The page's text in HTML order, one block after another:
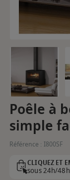
Poêle à
simple
Référence : I800SF
CLIQUEZ ET
sous 24h/48h